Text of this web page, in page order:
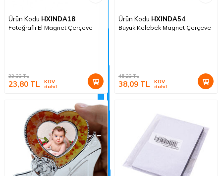
Ürün Kodu HXINDA18
Fotoğraflı El Magnet Çerçeve
33,33TL
23,80 TL KDV
dahil
Ürün Kodu HXINDA54
Büyük Kelebek Magnet Çerçeve
45,23TL
38,09 TL KDV
dahil